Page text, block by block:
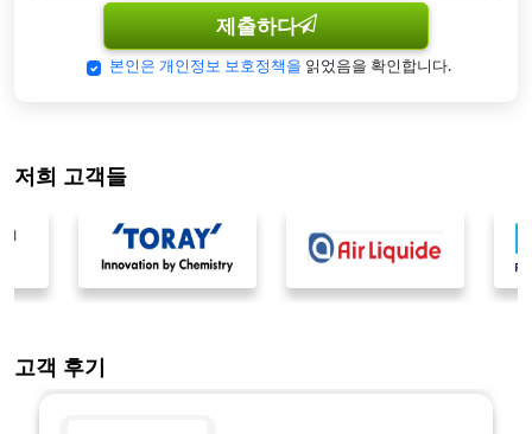
제출하다
본인은 개인정보 보호정책을 읽었음을 확인합니다.
저희 고객들
고객 후기